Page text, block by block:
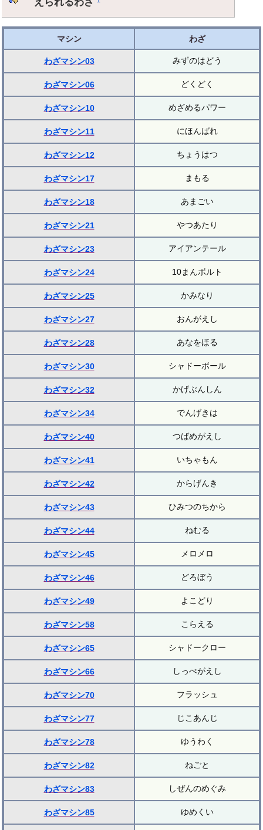
マシン わざ
わざマシン03 みずのはどう
わざマシン06 どくどく
わざマシン10 めざめるパワー
わざマシン11 にほんばれ
わざマシン12 ちょうはつ
わざマシン17 まもる
わざマシン18 あまごい
わざマシン21 やつあたり
わざマシン23 アイアンテール
わざマシン24 10まんボルト
わざマシン25 かみなり
わざマシン27 おんがえし
わざマシン28 あなをほる
わざマシン30 シャドーボール
わざマシン32 かげぶんしん
わざマシン34 でんげきは
わざマシン40 つばめがえし
わざマシン41 いちゃもん
わざマシン42 からげんき
わざマシン43 ひみつのちから
わざマシン44 ねむる
わざマシン45 メロメロ
わざマシン46 どろぼう
わざマシン49 よこどり
わざマシン58 こらえる
わざマシン65 シャドークロー
わざマシン66 しっぺがえし
わざマシン70 フラッシュ
わざマシン77 じこあんじ
わざマシン78 ゆうわく
わざマシン82 ねごと
わざマシン83 しぜんのめぐみ
わざマシン85 ゆめくい